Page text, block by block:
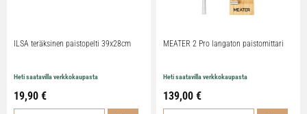
ILSA teräksinen paistopelti 39x28cm
Heti saatavilla verkkokaupasta
19,90 €
MEATER 2 Pro langaton paistomittari
Heti saatavilla verkkokaupasta
139,00 €